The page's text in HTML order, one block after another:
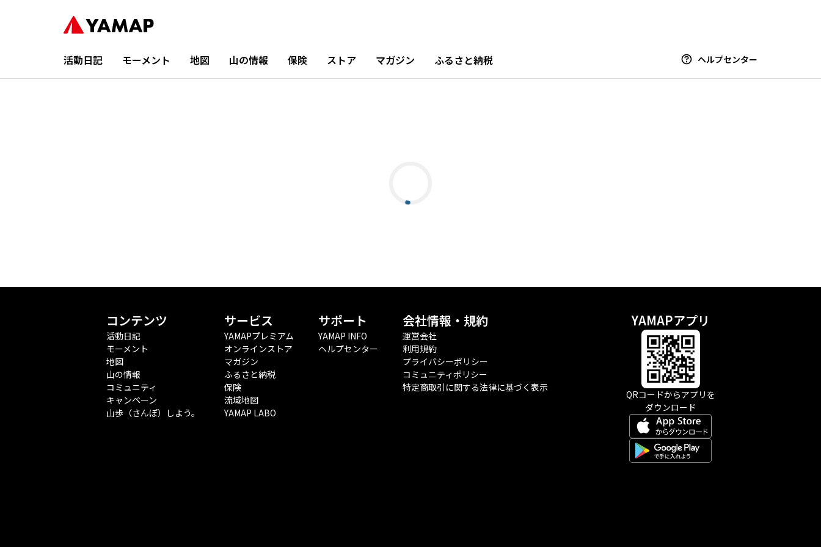
活動日記 モーメント 地図 山の情報 保険 ストア マガジン ふるさと納税 ヘルプセンター
コンテンツ
活動日記
モーメント
地図
山の情報
コミュニティ
キャンペーン
山歩（さんぽ）しよう。
サービス
YAMAPプレミアム
オンラインストア
マガジン
ふるさと納税
保険
流域地図
YAMAP LABO
サポート
YAMAP INFO
ヘルプセンター
会社情報・規約
運営会社
利用規約
プライバシーポリシー
コミュニティポリシー
特定商取引に関する法律に基づく表示
YAMAPアプリ
QRコードからアプリを
ダウンロード